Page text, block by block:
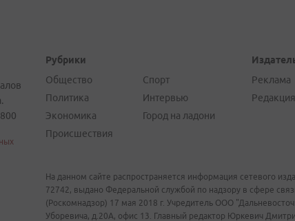
Рубрики
Общество
Политика
Экономика
Происшествия
Спорт
Интервью
Город на ладони
Реклама
Редакция
На данном сайте распространяется информация сетевого
72742, выдано Федеральной службой по надзору в сфере
(Роскомнадзор) 17 мая 2018 г. Учредитель ООО
Уборевича, д.20А, офис 13. Главный редактор Юркевич